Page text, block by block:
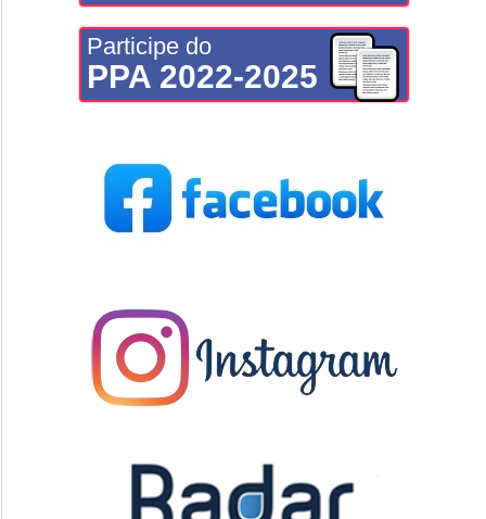
Participe do
PPA 2022-2025